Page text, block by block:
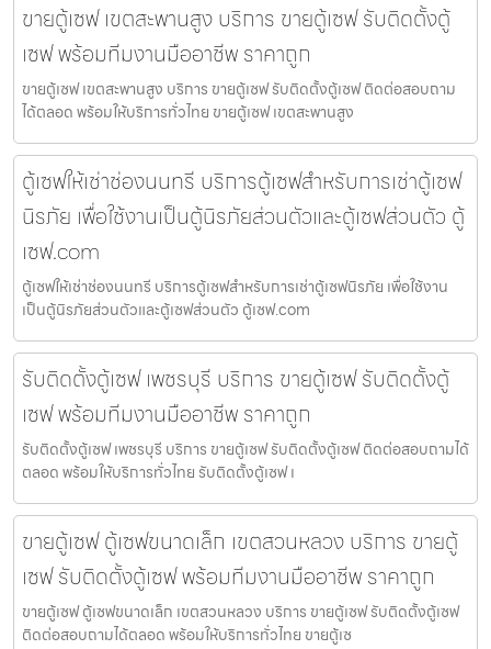
ขายตู้เซฟ เขตสะพานสูง บริการ ขายตู้เซฟ รับติดตั้งตู้
เซฟ พร้อมทีมงานมืออาชีพ ราคาถูก
ขายตู้เซฟ เขตสะพานสูง บริการ ขายตู้เซฟ รับติดตั้งตู้เซฟ ติดต่อสอบถาม
ได้ตลอด พร้อมให้บริการทั่วไทย ขายตู้เซฟ เขตสะพานสูง
ตู้เซฟให้เช่าช่องนนทรี บริการตู้เซฟสำหรับการเช่าตู้เซฟ
นิรภัย เพื่อใช้งานเป็นตู้นิรภัยส่วนตัวและตู้เซฟส่วนตัว ตู้
เซฟ.com
ตู้เซฟให้เช่าช่องนนทรี บริการตู้เซฟสำหรับการเช่าตู้เซฟนิรภัย เพื่อใช้งาน
เป็นตู้นิรภัยส่วนตัวและตู้เซฟส่วนตัว ตู้เซฟ.com
รับติดตั้งตู้เซฟ เพชรบุรี บริการ ขายตู้เซฟ รับติดตั้งตู้
เซฟ พร้อมทีมงานมืออาชีพ ราคาถูก
รับติดตั้งตู้เซฟ เพชรบุรี บริการ ขายตู้เซฟ รับติดตั้งตู้เซฟ ติดต่อสอบถามได้
ตลอด พร้อมให้บริการทั่วไทย รับติดตั้งตู้เซฟ เ
ขายตู้เซฟ ตู้เซฟขนาดเล็ก เขตสวนหลวง บริการ ขายตู้
เซฟ รับติดตั้งตู้เซฟ พร้อมทีมงานมืออาชีพ ราคาถูก
ขายตู้เซฟ ตู้เซฟขนาดเล็ก เขตสวนหลวง บริการ ขายตู้เซฟ รับติดตั้งตู้เซฟ
ติดต่อสอบถามได้ตลอด พร้อมให้บริการทั่วไทย ขายตู้เซ